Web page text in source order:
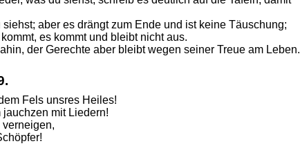
aber es drängt zum Ende und ist keine Täuschung;
es kommt und bleibt nicht aus.
der Gerechte aber bleibt wegen seiner Treue am Leben.
Fels unsres Heiles!
mit Liedern!